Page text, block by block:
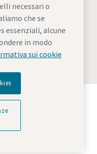
Mappa del sito
la
necessari o
che se
essenziali, alcune
in modo
sui cookie